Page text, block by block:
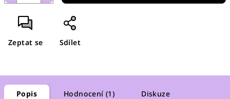
Zeptat se Sdílet
Popis Hodnocení (1) Diskuze